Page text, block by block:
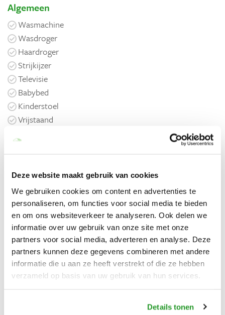
Deze website maakt gebruik van cookies
We gebruiken cookies om content en advertenties te
personaliseren, om functies voor social media te bieden
en om ons websiteverkeer te analyseren. Ook delen we
informatie over uw gebruik van onze site met onze
partners voor social media, adverteren en analyse. Deze
partners kunnen deze gegevens combineren met andere
informatie die u aan ze heeft verstrekt of die ze hebben
verzameld op basis van uw gebruik van hun services.
Details tonen
Algemeen
Wasmachine
Wasdroger
Haardroger
Strijkijzer
Televisie
Babybed
Kinderstoel
Vrijstaand
Open haard
Keuken
Koelkast
Vriezer
Magnetron
Oven
Broodrooster
Waterkoker